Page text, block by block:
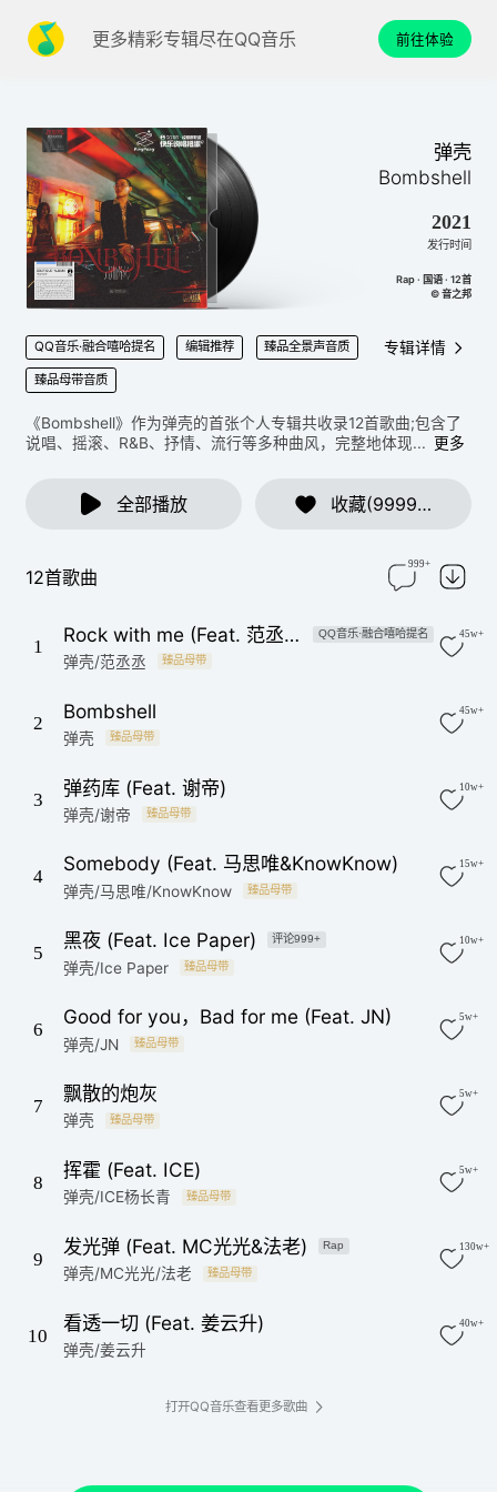
更多精彩专辑尽在QQ音乐 前往体验
弹壳
Bombshell
2021
发行时间
Rap · 国语 · 12首
© 音之邦
QQ音乐·融合嘻哈提名 编辑推荐 臻品全景声音质
臻品母带音质
专辑详情
《Bombshell》作为弹壳的首张个人专辑共收录12首歌曲;包含了
说唱、摇滚、R&B、抒情、流行等多种曲风，完整地体现... 更多
全部播放 收藏(9999+)
12首歌曲
999+
1
Rock with me (Feat. 范丞丞) QQ音乐·融合嘻哈提名
弹壳/范丞丞 臻品母带
45w+
2
Bombshell
弹壳 臻品母带
45w+
3
弹药库 (Feat. 谢帝)
弹壳/谢帝 臻品母带
10w+
4
Somebody (Feat. 马思唯&KnowKnow)
弹壳/马思唯/KnowKnow 臻品母带
15w+
5
黑夜 (Feat. Ice Paper) 评论999+
弹壳/Ice Paper 臻品母带
10w+
6
Good for you，Bad for me (Feat. JN)
弹壳/JN 臻品母带
5w+
7
飘散的炮灰
弹壳 臻品母带
5w+
8
挥霍 (Feat. ICE)
弹壳/ICE杨长青 臻品母带
5w+
9
发光弹 (Feat. MC光光&法老) Rap
弹壳/MC光光/法老 臻品母带
130w+
10
看透一切 (Feat. 姜云升)
弹壳/姜云升
40w+
打开QQ音乐查看更多歌曲